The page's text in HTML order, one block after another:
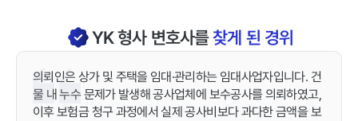
YK형사변호사를찾게 된 경위
의뢰인은 상가 및 주택을 임대·관리하는 임대사업자입니다. 건
물 내 누수 문제가 발생해 공사업체에 보수공사를 의뢰하였고,
이후 보험금 청구 과정에서 실제 공사비보다 과다한 금액을 보